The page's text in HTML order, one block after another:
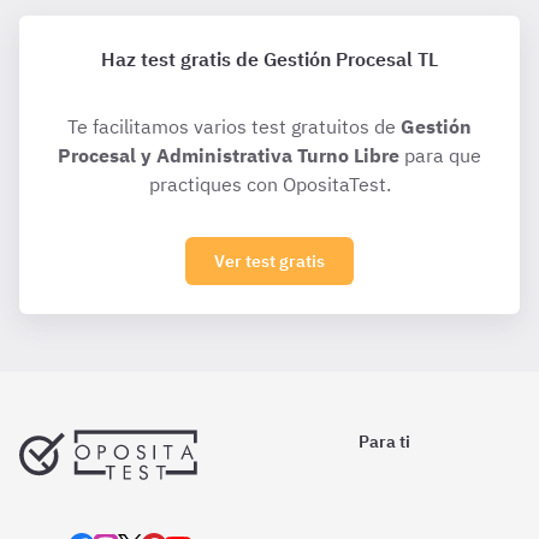
Haz test gratis de Gestión Procesal TL
Te facilitamos varios test gratuitos de Gestión
Procesal y Administrativa Turno Libre para que
practiques con OpositaTest.
Ver test gratis
Para ti